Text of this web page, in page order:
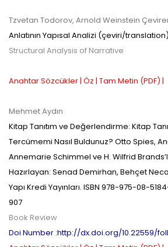
Tzvetan Todorov, Arnold Weinstein
Anlatının Yapısal Analizi (çeviri/translation)
Structural Analysis of Narrative
Anahtar Sözcükler | Öz | Tam Metin (PDF) |
Mehmet Aydın
Kitap Tanıtım ve Değerlendirme: Kitap
Tercümemi Nasıl Buldunuz? Otto Spies,
Annemarie Schimmel ve H. Wilfrid
Hazırlayan: Senad Demirhan, Behçet
Yapı Kredi Yayınları. ISBN 978-975-08-
907
Book Review
Doi Number :http://dx.doi.org/10.22559/